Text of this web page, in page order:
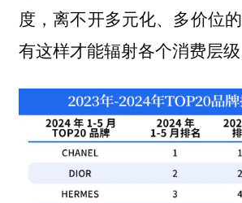
度，离不开多元化、多价位
有这样才能辐射各个消费层级